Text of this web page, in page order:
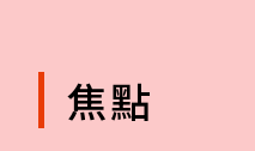
焦點